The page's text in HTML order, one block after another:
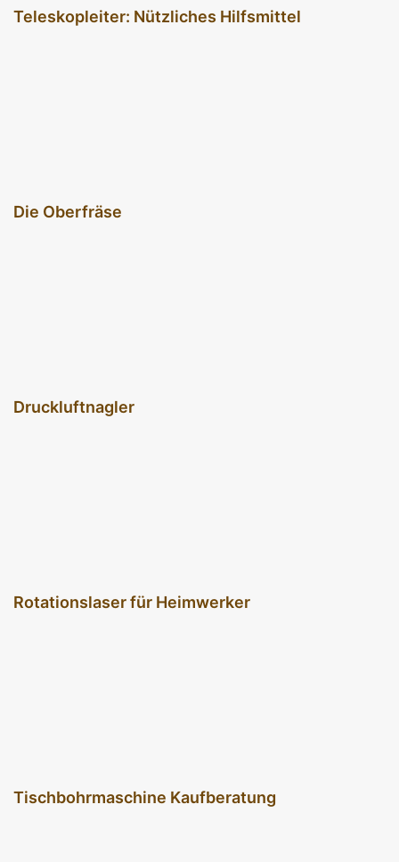
Teleskopleiter: Nützliches Hilfsmittel
Die Oberfräse
Druckluftnagler
Rotationslaser für Heimwerker
Tischbohrmaschine Kaufberatung